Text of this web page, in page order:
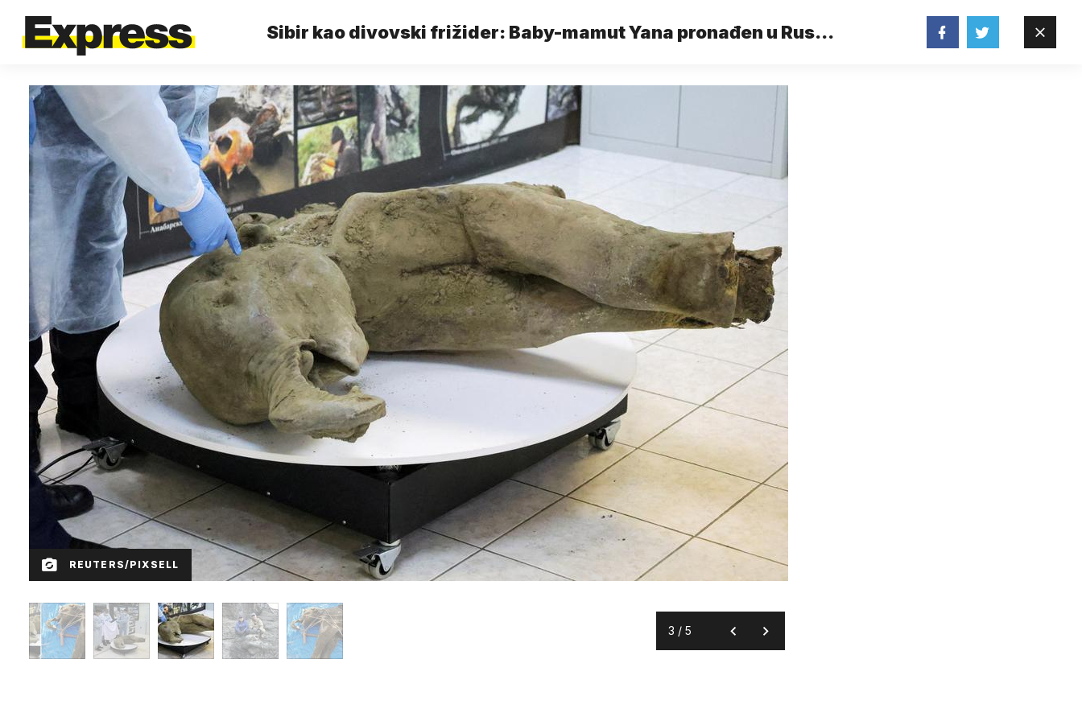
Sibir kao divovski frižider: Baby-mamut Yana pronađen u Rusiji
najsačuvaniji je ikad
REUTERS/PIXSELL
3 / 5